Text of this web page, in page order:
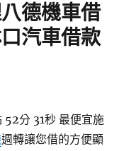
德機車借
汽車借款
52分 31秒 最便宜施
週轉讓您借的方便顯